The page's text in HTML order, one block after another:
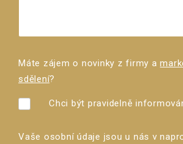
Máte zájem o novinky z firmy a
sdělení?
Chci být pravidelně
Vaše osobní údaje jsou u nás v